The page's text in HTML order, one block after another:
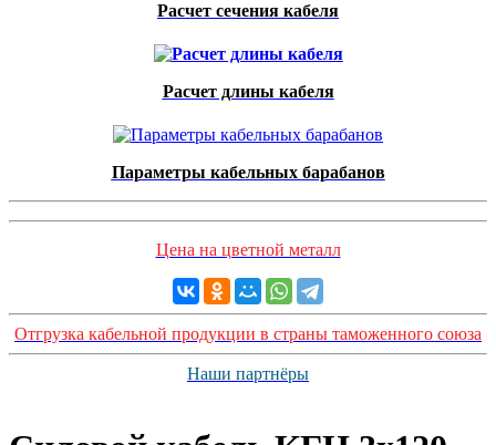
Расчет сечения кабеля
Расчет длины кабеля
Параметры кабельных барабанов
Цена на цветной металл
Отгрузка кабельной продукции в страны таможенного союза
Наши партнёры